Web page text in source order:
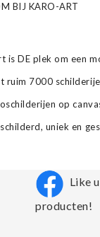
BIJ KARO-ART
is DE plek om een
ruim 7000
op
uniek en
Like
producten!